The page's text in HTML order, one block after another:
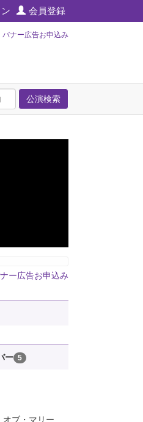
会員登録
バナー広告お申込み
公演検索
ー広告お申込み
ー 5
オブ・マリー